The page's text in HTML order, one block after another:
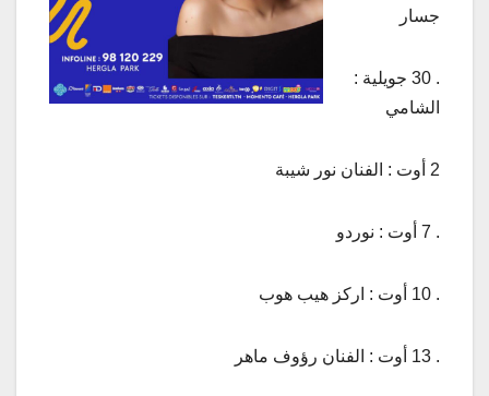
جسار
. 30 جويلية :
الشامي
2 أوت : الفنان نور شيبة
. 7 أوت : نوردو
. 10 أوت : اركز هيب هوب
. 13 أوت : الفنان رؤوف ماهر